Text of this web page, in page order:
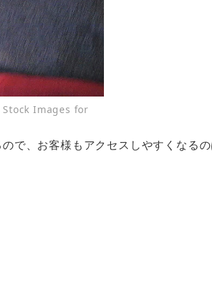
Images for
で、お客様もアクセスしやすくなる